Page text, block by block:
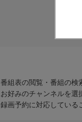
番組表の閲覧・番組の検
お好みのチャンネルを選
録画予約に対応している